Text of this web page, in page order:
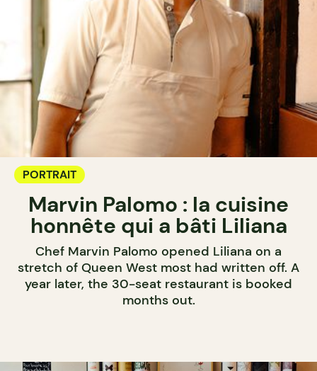
PORTRAIT
Marvin Palomo : la cuisine
honnête qui a bâti Liliana
Chef Marvin Palomo opened Liliana on a
stretch of Queen West most had written off. A
year later, the 30-seat restaurant is booked
months out.